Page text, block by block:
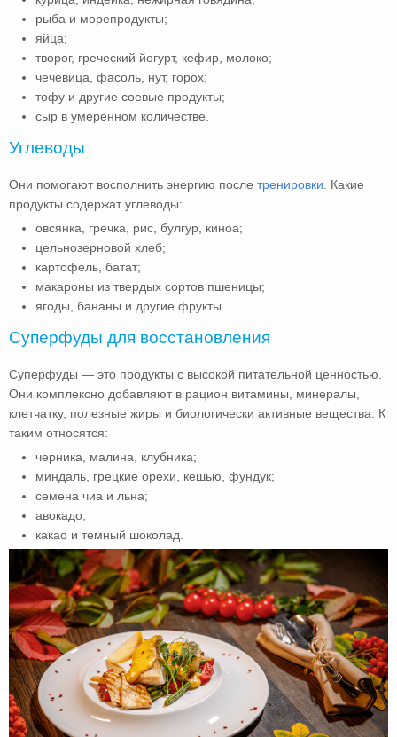
рыба и морепродукты;
яйца;
творог, греческий йогурт, кефир, молоко;
чечевица, фасоль, нут, горох;
тофу и другие соевые продукты;
сыр в умеренном количестве.
Углеводы
Они помогают восполнить энергию после тренировки . Какие
продукты содержат углеводы:
овсянка, гречка, рис, булгур, киноа;
цельнозерновой хлеб;
картофель, батат;
макароны из твердых сортов пшеницы;
ягоды, бананы и другие фрукты.
Суперфуды для восстановления
Суперфуды — это продукты с высокой питательной ценностью.
Они комплексно добавляют в рацион витамины, минералы,
клетчатку, полезные жиры и биологически активные вещества. К
таким относятся:
черника, малина, клубника;
миндаль, грецкие орехи, кешью, фундук;
семена чиа и льна;
авокадо;
какао и темный шоколад.